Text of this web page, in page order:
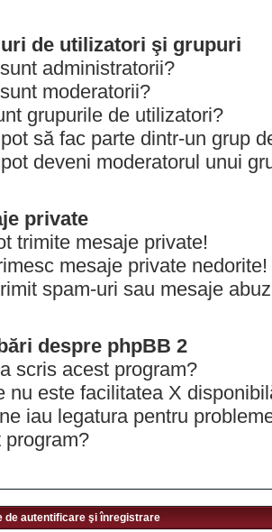
de utilizatori şi grupuri
administratorii?
moderatorii?
grupurile de utilizatori?
să fac parte dintr-un grup
deveni moderatorul unui
private
trimite mesaje private!
mesaje private nedorite!
spam-uri sau mesaje
despre phpBB 2
scris acest program?
nu este facilitatea X
iau legatura pentru
program?
de autentificare şi înregistrare